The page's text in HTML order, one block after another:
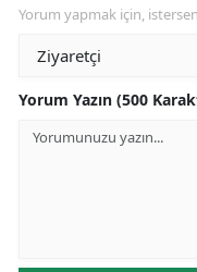
Yorum yapmak için,
Yorum Yazın (500